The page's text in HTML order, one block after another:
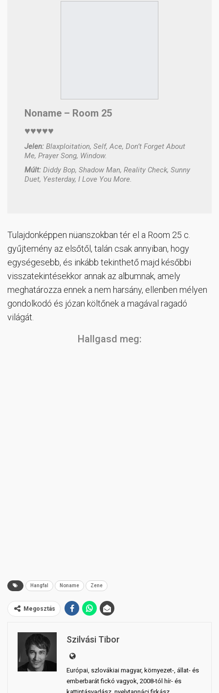
Noname – Room 25
♥♥♥♥♥
Jelen: Blaxploitation, Self, Ace, Don’t Forget About
Me, Prayer Song, Window.
Múlt: Diddy Bop, Shadow Man, Reality Check, Sunny
Duet, Yesterday, I Love You More.
Tulajdonképpen nüanszokban tér el a Room 25 c.
gyűjtemény az elsőtől, talán csak annyiban, hogy
egységesebb, és inkább tekinthető majd későbbi
visszatekintésekkor annak az albumnak, amely
meghatározza ennek a nem harsány, ellenben mélyen
gondolkodó és józan költőnek a magával ragadó
világát.
Hallgasd meg:
Hangfal Noname Zene
Megosztás
Szilvási Tibor
Európai, szlovákiai magyar, környezet-, állat- és
emberbarát fickó vagyok, 2008-tól hír- és